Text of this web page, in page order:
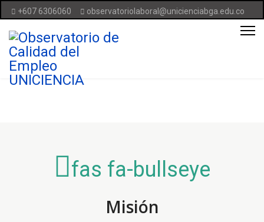
+607 6306060 observatoriolaboral@unicienciabga.edu.co
fas fa-bullseye
Misión